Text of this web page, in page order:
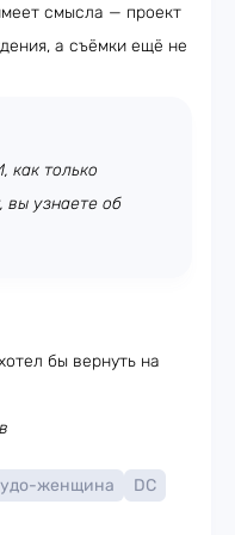
смысла — проект
а съёмки ещё не
как только
вы узнаете об
бы вернуть на
женщина
DC